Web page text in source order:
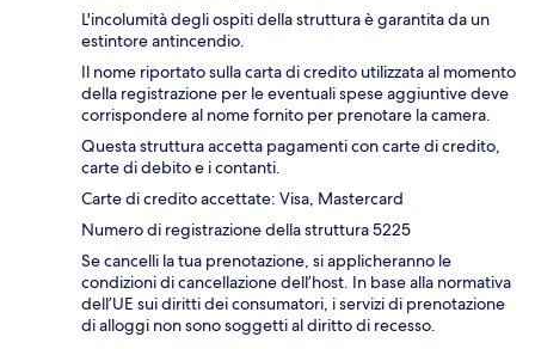
L'incolumità degli ospiti della struttura è garantita da un
estintore antincendio.
Il nome riportato sulla carta di credito utilizzata al momento
della registrazione per le eventuali spese aggiuntive deve
corrispondere al nome fornito per prenotare la camera.
Questa struttura accetta pagamenti con carte di credito,
carte di debito e i contanti.
Carte di credito accettate: Visa, Mastercard
Numero di registrazione della struttura 5225
Se cancelli la tua prenotazione, si applicheranno le
condizioni di cancellazione dell’host. In base alla normativa
dell’UE sui diritti dei consumatori, i servizi di prenotazione
di alloggi non sono soggetti al diritto di recesso.